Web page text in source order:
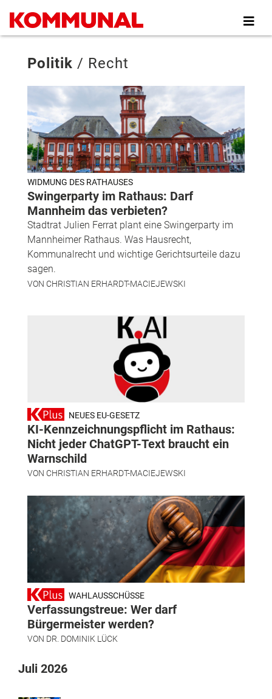
zum
Inhalt
Politik / Recht
WIDMUNG DES RATHAUSES
Swingerparty im Rathaus: Darf
Mannheim das verbieten?
Stadtrat Julien Ferrat plant eine Swingerparty im
Mannheimer Rathaus. Was Hausrecht,
Kommunalrecht und wichtige Gerichtsurteile dazu
sagen.
VON CHRISTIAN ERHARDT-MACIEJEWSKI
NEUES EU-GESETZ
KI-Kennzeichnungspflicht im Rathaus:
Nicht jeder ChatGPT-Text braucht ein
Warnschild
VON CHRISTIAN ERHARDT-MACIEJEWSKI
WAHLAUSSCHÜSSE
Verfassungstreue: Wer darf
Bürgermeister werden?
VON DR. DOMINIK LÜCK
Juli 2026